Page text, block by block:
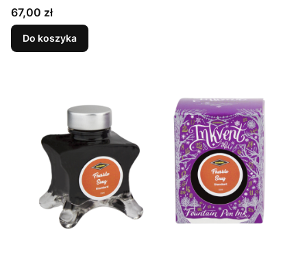
Cena
67,00 zł
Do koszyka